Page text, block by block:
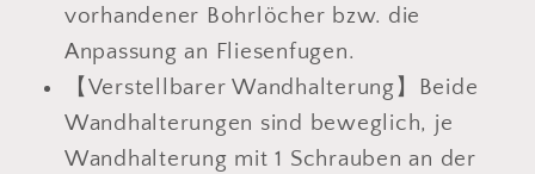
vorhandener Bohrlöcher bzw. die
Anpassung an Fliesenfugen.
【Verstellbarer Wandhalterung】Beide
Wandhalterungen sind beweglich, je
Wandhalterung mit 1 Schrauben an der